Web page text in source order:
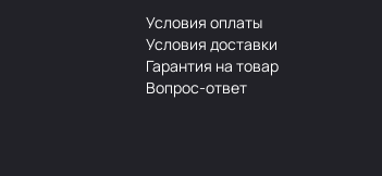
Условия оплаты
Условия доставки
Гарантия на товар
Вопрос-ответ